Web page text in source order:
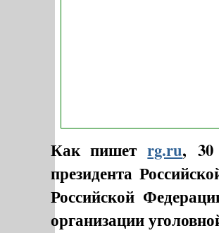
Как пишетrg.ru, 30
президента
Российской
организации